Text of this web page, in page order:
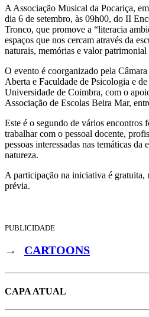
A Associação Musical da Pocariça,
dia 6 de setembro, às 09h00, do II
Tronco, que promove a “literacia
espaços que nos cercam através da
naturais, memórias e valor patrimonial
O evento é coorganizado pela
Aberta e Faculdade de Psicologia e
Universidade de Coimbra, com o
Associação de Escolas Beira Mar,
Este é o segundo de vários
trabalhar com o pessoal docente,
pessoas interessadas nas temáticas da
natureza.
A participação na iniciativa é gratuita,
prévia.
PUBLICIDADE
→ CARTOONS
CAPA ATUAL